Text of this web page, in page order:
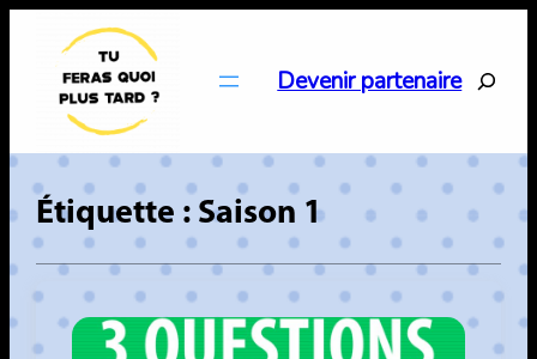
contenu
Devenir partenaireSearch
Étiquette : Saison 1